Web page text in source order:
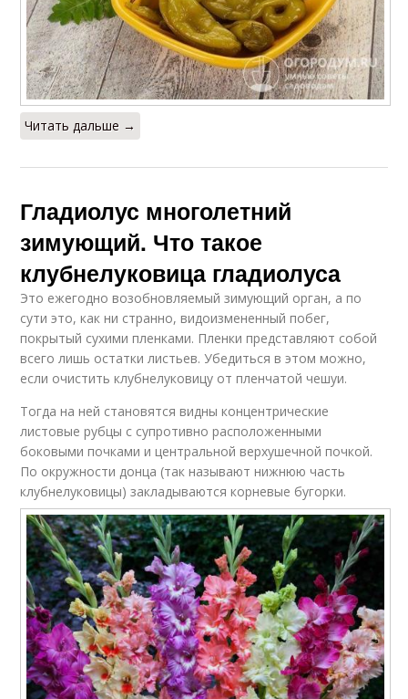
Читать дальше →
Гладиолус многолетний
зимующий. Что такое
клубнелуковица гладиолуса
Это ежегодно возобновляемый зимующий орган, а по
сути это, как ни странно, видоизмененный побег,
покрытый сухими пленками. Пленки представляют собой
всего лишь остатки листьев. Убедиться в этом можно,
если очистить клубнелуковицу от пленчатой чешуи.
Тогда на ней становятся видны концентрические
листовые рубцы с супротивно расположенными
боковыми почками и центральной верхушечной почкой.
По окружности донца (так называют нижнюю часть
клубнелуковицы) закладываются корневые бугорки.